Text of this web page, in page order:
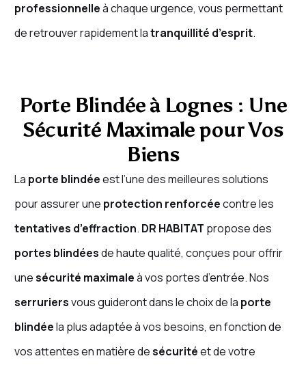
professionnelleà chaque urgence, vous permettant
de retrouver rapidement latranquillité d’esprit.
Porte Blindée à Lognes : Une
Sécurité Maximale pour Vos
Biens
La porte blindéeest l’une des meilleures solutions
pour assurer une protection renforcéecontre les
tentatives d’effraction. DR HABITAT propose des
portes blindéesde haute qualité, conçues pour offrir
unesécurité maximaleà vos portes d’entrée. Nos
serruriersvous guideront dans le choix de la porte
blindéela plus adaptée à vos besoins, en fonction de
vos attentes en matière desécuritéet de votre